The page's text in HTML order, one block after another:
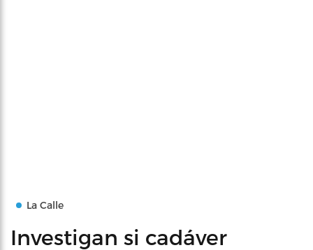
La Calle
Investigan si cadáver